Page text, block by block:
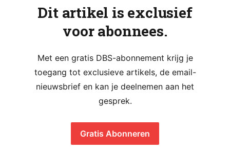
Dit artikel is exclusief
voor abonnees.
Met een gratis DBS-abonnement krijg je
toegang tot exclusieve artikels, de email-
nieuwsbrief en kan je deelnemen aan het
gesprek.
Gratis Abonneren